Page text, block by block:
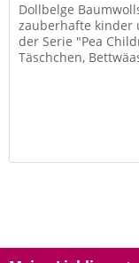
Dollbelge
zauberhafte kinder
der Serie "Pea
Täschchen,